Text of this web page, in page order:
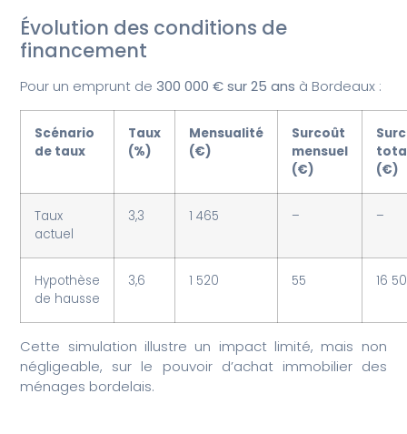
Évolution des conditions de
financement
Pour un emprunt de300 000 € sur 25 ans à Bordeaux :
Scénario
de taux
Taux
(%)
Mensualité
(€)
Surcoût
mensuel
(€)
(€)
Taux
actuel
3,3 1 465 – –
Hypothèse
de hausse
3,6 1 520 55 16
Cette simulation illustre un impact limité, mais non
négligeable, sur le pouvoir d’achat immobilier des
ménages bordelais.